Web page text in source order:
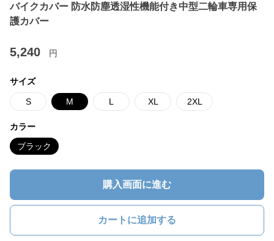
バイクカバー 防水防塵透湿性機能付き中型二輪車専用保
護カバー
5,240 円
サイズ
S M L XL 2XL
カラー
ブラック
購入画面に進む
カートに追加する